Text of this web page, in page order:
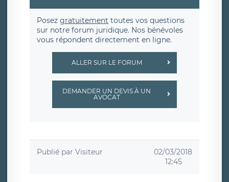
Posez gratuitement toutes vos questions
sur notre forum juridique. Nos bénévoles
vous répondent directement en ligne.
ALLER SUR LE FORUM
DEMANDER UN DEVIS À UN
AVOCAT
Publié par Visiteur
02/03/2018
12:45